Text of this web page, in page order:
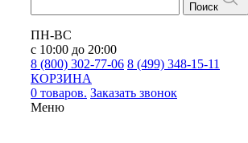
Поиск
ПН-ВС
с 10:00 до 20:00
8 (800) 302-77-06 8 (499) 348-15-11
КОРЗИНА
0 товаров. Заказать звонок
Меню